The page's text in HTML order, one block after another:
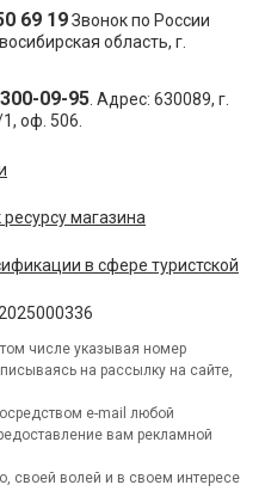
69 19Звонок по России
область, г.
09-95 . Адрес: 630089, г.
оф. 506
магазина
в сфере туристской
числе указывая номер
на рассылку на сайте,
e-mail любой
вам рекламной
своей волей и в своем интересе